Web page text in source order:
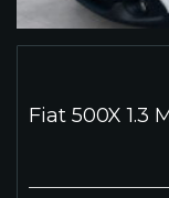
Fiat 500X 1.3